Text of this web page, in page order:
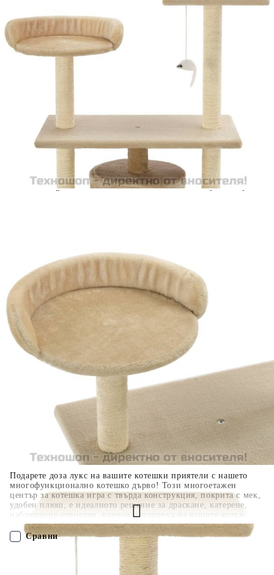
Подарете доза лукс на вашите котешки приятели с нашето
многофункционално котешко дърво! Този многоетажен
център за котешка игра с твърда конструкция, покрита с мек,
удобен плюш, е идеалното решение за драскане, катерене,
наблюдение отвисоко, криене и почивка на вашите котки.
Вашите котешки приятели могат да наточват ноктите си
върху стълбовете, обвити в сизалено въже, което осигурява
здравословно решение за инстинктите им. Те също ще се
забавляват, докато скачат нагоре и надолу по този забавен
център за игри. На върха на котешкото дърво има висяща
Acest tabel are caracter informativ. Adăugați produsul în
coșul de cumpărături unde veți putea selecta detaliile
cererii de creditare.
Предоставената таблица е с информационна цел.
Добавете продукта в количката си с бутона "Добави в
количката" и при поръчка ще можете да изберете броя
Предоставената таблица е с информационна цел.
Добавете продукта в количката си с бутона "Добави в
количката" и при поръчка ще можете да изберете броя
вноски на кредита.
Предоставената таблица е с информационна цел.
Добавете продукта в количката си с бутона "Добави в
количката" и при поръчка ще можете да изберете броя
количката" и при поръчка ще можете да изберете броя
вноски на кредита.
Когато плащате с NewPay, всъщност NewPay плаща
поръчката Ви вместо Вас. Вие я получавате и
разполагате с три начина да я платите към тях:
Отложено до 30 дни от момента на изпращане на
поръчката без оскъпяване. За покупки на стойност до
400 лв. / €204,52
Плащане на 4 вноски. Заплащате 20% от стойността на
поръчката си на момента с карта. Останалата сума се
разделя на 3 равни месечни вноски без оскъпяване. За
покупки на стойност до 1000 лв. / €511.31
Плащане на 6 вноски. Стойността на поръчката се
разпределя в 6 равни месечни вноски с оскъпяване. За
покупки на стойност до 2000 лв. / €1022.61
ПОРЪЧАЙ БЕЗ РЕГИСТРАЦИЯ
Сравни